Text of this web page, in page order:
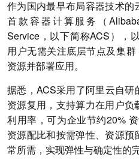
作为国内最早布局容器技术
首款容器计算服务（
Service，以下简称ACS），
用户无需关注底层节点及集
资源并部署应用。
据悉，ACS采用了阿里云自
资源复用，支持算力在用户
利用率，可为企业节约20%
资源配比和按需弹性、资源
常所需，实现弹性与确定性的